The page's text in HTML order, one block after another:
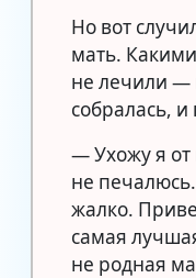
Но вот
мать.
не лечили —
собралась,
— Ухожу я от
не
жалко.
самая
не родная